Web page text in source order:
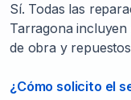
Sí. Todas las
Tarragona incluyen
de obra y
¿Cómo solicito el